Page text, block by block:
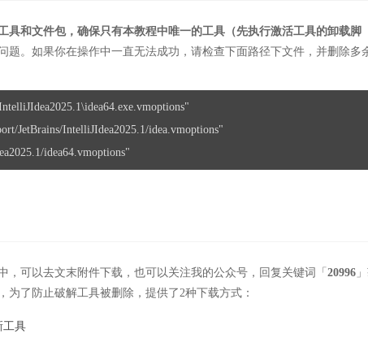
具和文件包，确保只有本教程中唯一的工具（先执行激活工具的卸载脚
题。如果你在操作中一直无法成功，请检查下面路径下文件，并删除多
idea64.vmoptions"
，可以去文末附件下载，也可以关注我的公众号，回复关键词「 20996
为了防止破解工具被删除，提供了2种下载方式：
工具